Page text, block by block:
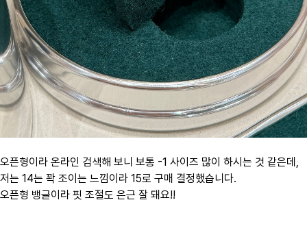
오픈형이라 온라인 검색해 보니 보통 -1 사이즈 많이 하시는 것 같은데,
저는 14는 꽉 조이는 느낌이라 15로 구매 결정했습니다.
오픈형 뱅글이라 핏 조절도 은근 잘 돼요!!